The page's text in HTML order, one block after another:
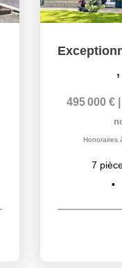
495 000 €
Honoraires
7